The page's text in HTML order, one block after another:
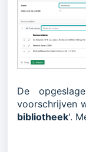
De
voorschrijven
bibliotheek'.